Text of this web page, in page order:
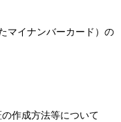
マイナンバーカード）の
作成方法等について